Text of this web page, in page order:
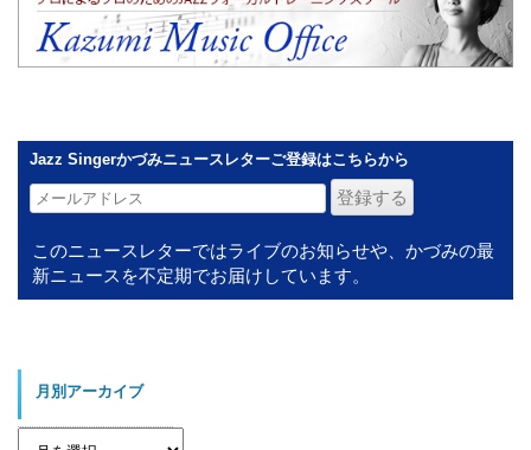
Jazz Singerかづみニュースレターご登録はこちらから
このニュースレターではライブのお知らせや、かづみの最
新ニュースを不定期でお届けしています。
月別アーカイブ
月